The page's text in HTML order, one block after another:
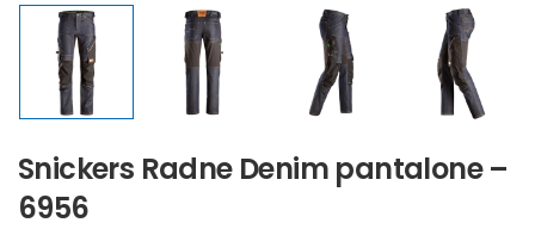
Snickers Radne Denim pantalone –
6956